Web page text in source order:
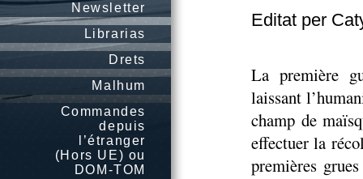
Newsletter
Librarias
Drets
Malhum
Commandes
depuis
l’étranger
(Hors UE) ou
DOM-TOM
Editat per
La première
laissant
champ de
effectuer la
premières